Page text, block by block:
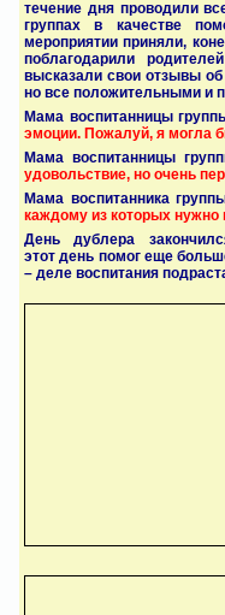
течение дня проводили
группах в качестве
мероприятии приняли,
поблагодарили
высказали свои отзывы
но все положительными и
Мама воспитанницы
эмоции. Пожалуй, я могла
Мама воспитанницы
удовольствие, но очень
Мама воспитанника
каждому из которых нужно
День дублера
этот день помог еще
– деле воспитания